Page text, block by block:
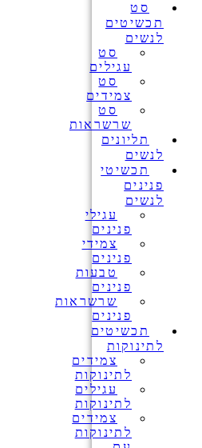
סט
תכשיטים
לנשים
סט
עגילים
סט
צמידים
סט
שרשראות
תליונים
לנשים
תכשיטי
פנינים
לנשים
עגילי
פנינים
צמידי
פנינים
טבעות
פנינים
שרשראות
פנינים
תכשיטים
לתינוקות
צמידים
לתינוקות
עגילים
לתינוקות
צמידים
לתינוקות